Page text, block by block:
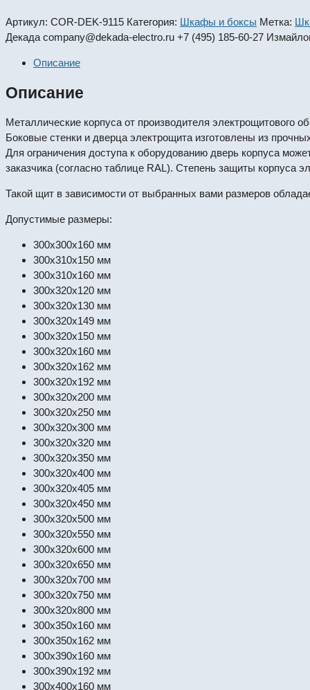
Артикул: COR-DEK-9115 Категория: Шкафы и боксы Метка:
Декада company@dekada-electro.ru +7 (495) 185-60-27
Описание
Описание
Металлические корпуса от производителя электрощитового
Боковые стенки и дверца электрощита изготовлены из
Для ограничения доступа к оборудованию дверь корпуса
заказчика (согласно таблице RAL). Степень защиты корпуса
Такой щит в зависимости от выбранных вами размеров
Допустимые размеры:
300x300x160 мм
300x310x150 мм
300x310x160 мм
300x320x120 мм
300x320x130 мм
300x320x149 мм
300x320x150 мм
300x320x160 мм
300x320x162 мм
300x320x192 мм
300x320x200 мм
300x320x250 мм
300x320x300 мм
300x320x320 мм
300x320x350 мм
300x320x400 мм
300x320x405 мм
300x320x450 мм
300x320x500 мм
300x320x550 мм
300x320x600 мм
300x320x650 мм
300x320x700 мм
300x320x750 мм
300x320x800 мм
300x350x160 мм
300x350x162 мм
300x390x160 мм
300x390x192 мм
300x400x160 мм